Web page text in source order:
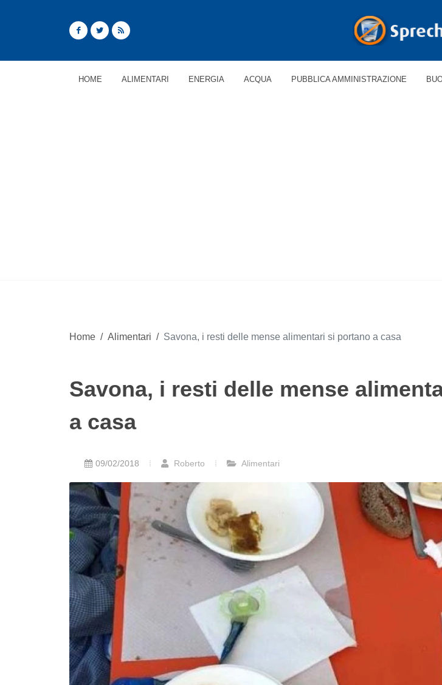
HOME ALIMENTARI ENERGIA ACQUA PUBBLICA AMMINISTRAZIONE
Home / Alimentari / Savona, i resti delle mense alimentari si portano a casa
Savona, i resti delle mense
a casa
09/02/2018 Roberto Alimentari